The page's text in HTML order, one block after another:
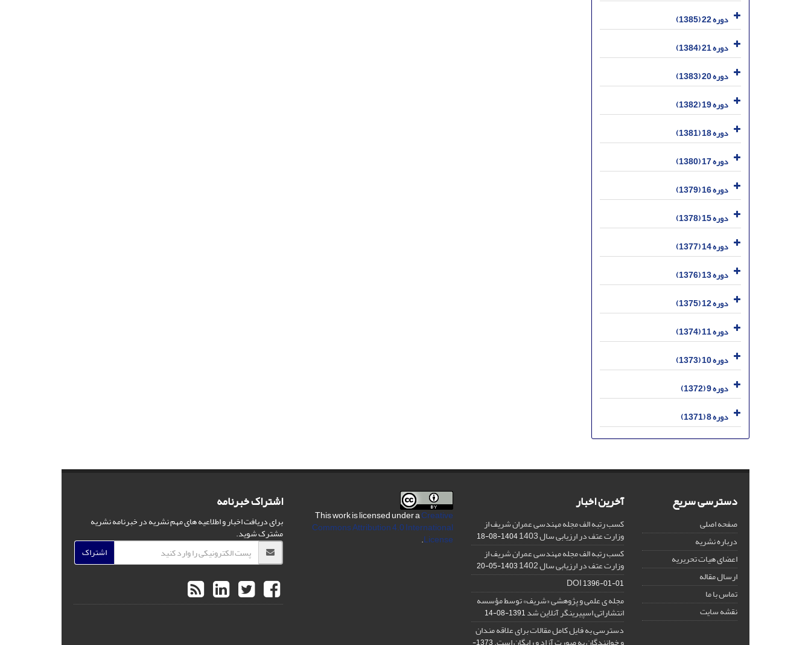
دوره 22 (1385)
دوره 21 (1384)
دوره 20 (1383)
دوره 19 (1382)
دوره 18 (1381)
دوره 17 (1380)
دوره 16 (1379)
دوره 15 (1378)
دوره 14 (1377)
دوره 13 (1376)
دوره 12 (1375)
دوره 11 (1374)
دوره 10 (1373)
دوره 9 (1372)
دوره 8 (1371)
دسترسی سریع
صفحه اصلی
درباره نشریه
اعضای هیات تحریریه
ارسال مقاله
تماس با ما
نقشه سایت
آخرین اخبار
کسب رتبه الف مجله مهندسی عمران شریف از
وزارت عتف در ارزیابی سال 1403 1404-08-18
کسب رتبه الف مجله مهندسی عمران شریف از
وزارت عتف در ارزیابی سال 1402 1403-05-20
DOI1396-01-01
مجله ی علمی و پژوهشی «شریف» توسط مؤسسه
انتشاراتی اسپیرینگر آنلاین شد1391-08-14
دسترسی به فایل کامل مقالات برای علاقه مندان
This work is licensed under aCreative
Commons Attribution 4.0 International
License
.
اشتراک خبرنامه
برای دریافت اخبار و اطلاعیه های مهم نشریه در خبرنامه نشریه
مشترک شوید.
اشتراک